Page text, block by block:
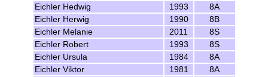
Eichler Hedwig
1993
8A
Eichler Herwig
1990
8B
Eichler Melanie
2011
8S
Eichler Robert
1993
8S
Eichler Ursula
1984
8A
Eichler Viktor
1981
8A